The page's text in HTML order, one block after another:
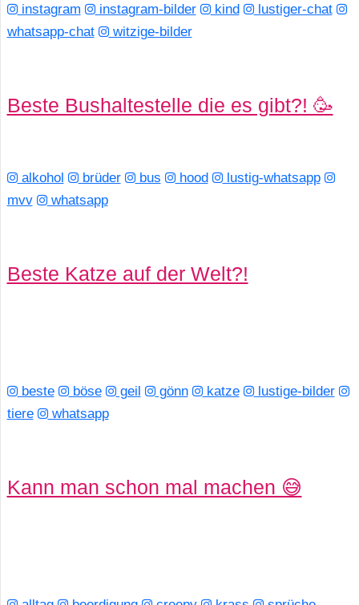
instagram instagram-bilder kind
lustiger-chat
whatsapp-chat
witzige-bilder
Beste Bushaltestelle die es gibt?! 🥳
alkohol brüder bus hood
lustig-whatsapp
mvv
whatsapp
Beste Katze auf der Welt?!
beste böse geil gönn katze
lustige-bilder
tiere
whatsapp
Kann man schon mal machen 😅